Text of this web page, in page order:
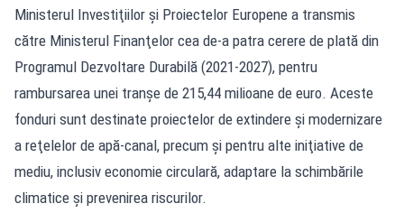
Ministerul Investiţiilor şi Proiectelor Europene a transmis
către Ministerul Finanţelor cea de-a patra cerere de plată din
Programul Dezvoltare Durabilă (2021-2027), pentru
rambursarea unei tranşe de 215,44 milioane de euro. Aceste
fonduri sunt destinate proiectelor de extindere şi modernizare
a reţelelor de apă-canal, precum şi pentru alte iniţiative de
mediu, inclusiv economie circulară, adaptare la schimbările
climatice şi prevenirea riscurilor.